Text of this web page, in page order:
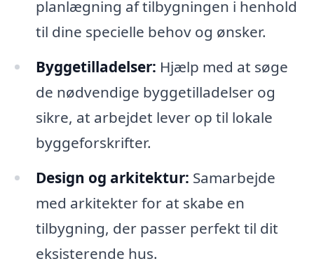
planlægning af tilbygningen i henhold
til dine specielle behov og ønsker.
Byggetilladelser: Hjælp med at søge
de nødvendige byggetilladelser og
sikre, at arbejdet lever op til lokale
byggeforskrifter.
Design og arkitektur: Samarbejde
med arkitekter for at skabe en
tilbygning, der passer perfekt til dit
eksisterende hus.